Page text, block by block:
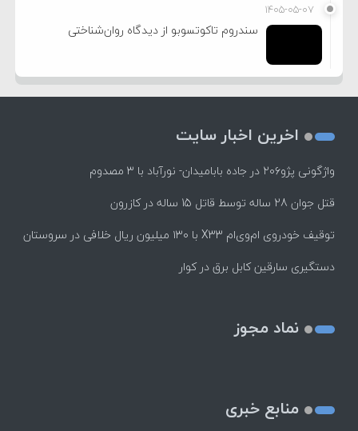
۱۴۰۵-۰۵-۰۷
سندروم تاکوتسوبو از دیدگاه روان‌شناختی
اخرین اخبار سایت
واژگونی پژو۲۰۶ در جاده بابامیدان- نورآباد با ۳ مصدوم
قتل جوان 28 ساله توسط قاتل 15 ساله در کازرون
توقیف خودروی ام‌وی‌ام X33 با ۱۳۰ میلیون ریال خلافی در سروستان
دستگیری سارقین کابل برق در کوار
نماد مجوز
منابع خبری